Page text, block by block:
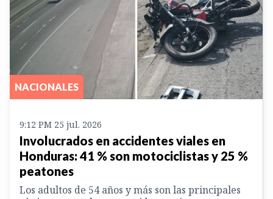
NACIONALES
9:12 PM 25 jul. 2026
Involucrados en accidentes viales en
Honduras: 41 % son motociclistas y 25 %
peatones
Los adultos de 54 años y más son las principales